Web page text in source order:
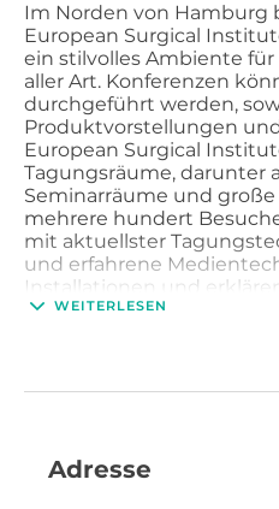
Im Norden von Hamburg
European Surgical
ein stilvolles Ambiente
aller Art. Konferenzen
durchgeführt werden,
Produktvorstellungen
European Surgical
Tagungsräume, darunter
Seminarräume und
mehrere hundert
mit aktuellster
und erfahrene
Installationen und
Equipments. Auch
WEITERLESEN
Adresse